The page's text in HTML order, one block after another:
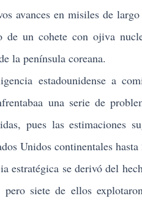
avances en misiles de
de un cohete con ojiva
la península coreana.
estadounidense a
una serie de
pues las estimaciones
Unidos continentales
se derivó del
siete de ellos